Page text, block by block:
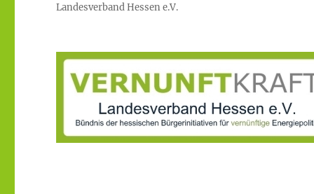
Landesverband Hessen e.V.